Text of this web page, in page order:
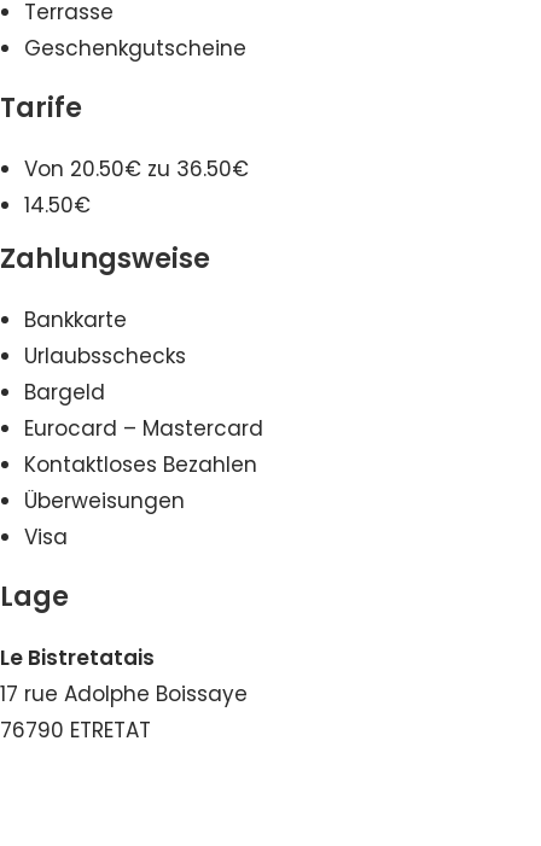
Terrasse
Geschenkgutscheine
Tarife
Von 20.50€ zu 36.50€
14.50€
Zahlungsweise
Bankkarte
Urlaubsschecks
Bargeld
Eurocard – Mastercard
Kontaktloses Bezahlen
Überweisungen
Visa
Lage
Le Bistretatais
17 rue Adolphe Boissaye
76790 ETRETAT